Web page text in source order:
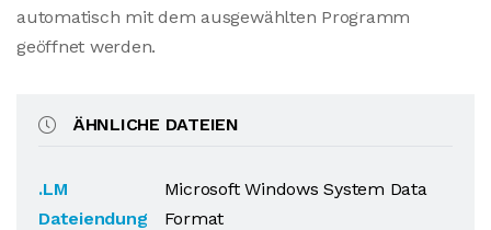
automatisch mit dem ausgewählten Programm
geöffnet werden.
ÄHNLICHE DATEIEN
.LM
Dateiendung
Microsoft Windows System Data
Format